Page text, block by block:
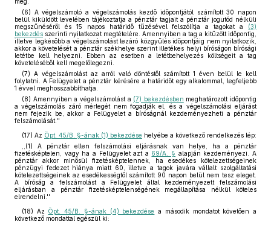
(6) A végelszámoló a végelszámolás kezdő időpontjától számított 30 napon
belül kiküldött levelében tájékoztatja a pénztár tagjait a pénztár jogutód nélküli
megszűnéséről és 15 napos határidő tűzésével felszólítja a tagokat a (3)
bekezdés szerinti nyilatkozat megtételére. Amennyiben a tag a kitűzött időpontig,
illetve legkésőbb a végelszámolást lezáró közgyűlés időpontjáig nem nyilatkozik,
akkor a követelését a pénztár székhelye szerint illetékes helyi bíróságon bírósági
letétbe kell helyezni. Ebben az esetben a letétbehelyezés költségeit a tag
követeléséből kell megelőlegezni.
(7) A végelszámolást az arról való döntéstől számított 1 éven belül le kell
folytatni. A Felügyelet a pénztár kérésére a határidőt egy alkalommal, legfeljebb
1 évvel meghosszabbíthatja.
(8) Amennyiben a végelszámolást a (7) bekezdésben meghatározott időpontig
a végelszámolás záró mérlegét nem fogadják el, és a végelszámolási eljárást
nem fejezik be, akkor a Felügyelet a bíróságnál kezdeményezheti a pénztár
felszámolását.''
(17) Az Öpt. 45/B. §-ának (1) bekezdése helyébe a következő rendelkezés lép:
,,(1) A pénztár ellen felszámolási eljárásnak van helye, ha a pénztár
fizetésképtelen, vagy ha a Felügyelet azt a 69/A. § alapján kezdeményezi. A
pénztár akkor minősül fizetésképtelennek, ha esedékes kötelezettségeinek
pénzügyi fedezet hiánya miatt 60, illetve a tagok javára vállalt szolgáltatási
kötelezettségeinek az esedékességtől számított 90 napon belül nem tesz eleget.
A bíróság a felszámolást a Felügyelet által kezdeményezett felszámolási
eljárásban a pénztár fizetésképtelenségének megállapítása nélkül köteles
elrendelni.''
(18) Az Öpt. 45/B. §-ának (4) bekezdése a második mondatot követően a
következő mondattal egészül ki: